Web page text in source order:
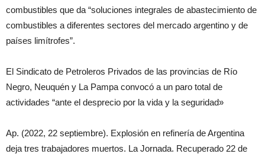
combustibles que da “soluciones integrales de abastecimiento de
combustibles a diferentes sectores del mercado argentino y de
países limítrofes”.
El Sindicato de Petroleros Privados de las provincias de Río
Negro, Neuquén y La Pampa convocó a un paro total de
actividades “ante el desprecio por la vida y la seguridad»
Ap. (2022, 22 septiembre). Explosión en refinería de Argentina
deja tres trabajadores muertos. La Jornada. Recuperado 22 de